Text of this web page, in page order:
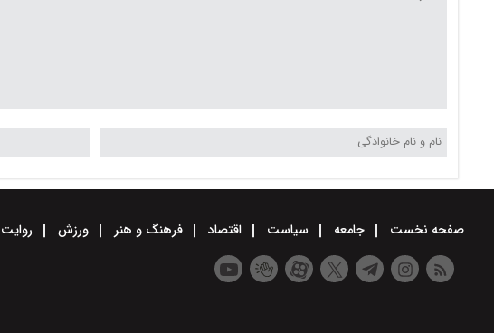
صفحه نخست جامعه سیاست اقتصاد فرهنگ و هنر ورزش روایت